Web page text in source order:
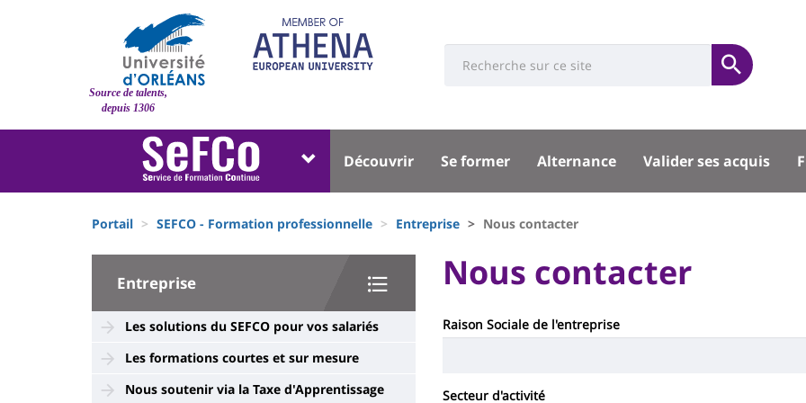
Site
Source de talents,
depuis 1306
Université
Soumettre
Université
Block
liste
des
composantes
Menu
principal
Découvrir Se former Alternance Valider ses acquis
d'Ariane
Portail SEFCO - Formation professionnelle Entreprise Nous contacter
University
Sidebar
Entreprise
Les solutions du SEFCO pour vos salariés
Les formations courtes et sur mesure
Nous soutenir via la Taxe d'Apprentissage
University
Main
Titre
de
page
Nous contacter
Contenu
de
Raison Sociale de l'entreprise
Secteur d'activité